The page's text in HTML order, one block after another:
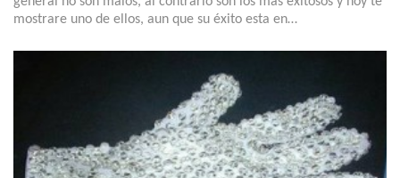
mostrare uno de ellos, aun que su éxito esta en…